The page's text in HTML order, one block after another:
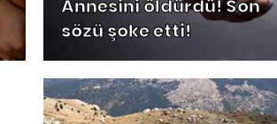
Annesini öldürdü! Son
sözü şoke etti!